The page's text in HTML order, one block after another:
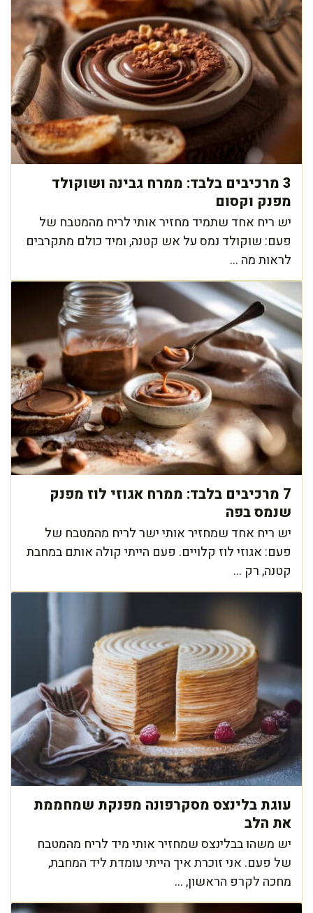
3 מרכיבים בלבד: ממרח גבינה ושוקולד
מפנק וקסום
יש ריח אחד שתמיד מחזיר אותי לריח מהמטבח של
פעם: שוקולד נמס על אש קטנה, ומיד כולם מתקרבים
לראות מה ...
7 מרכיבים בלבד: ממרח אגוזי לוז מפנק
שנמס בפה
יש ריח אחד שמחזיר אותי ישר לריח מהמטבח של
פעם: אגוזי לוז קלויים. פעם הייתי קולה אותם במחבת
קטנה, רק ...
עוגת בלינצס מסקרפונה מפנקת שמחממת
את הלב
יש משהו בבלינצס שמחזיר אותי מיד לריח מהמטבח
של פעם. אני זוכרת איך הייתי עומדת ליד המחבת,
מחכה לקרפ הראשון, ...